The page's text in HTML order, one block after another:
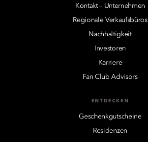
Kontakt – Unternehmen
Regionale Verkaufsbüros
Nachhaltigkeit
Investoren
Karriere
Fan Club Advisors
ENTDECKEN
Geschenkgutscheine
Residenzen